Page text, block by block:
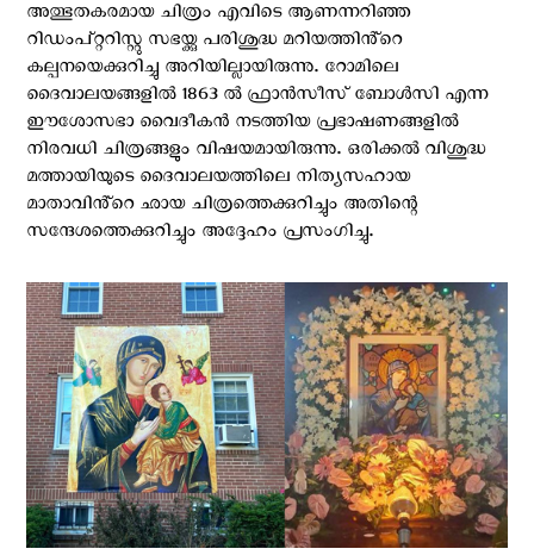
അത്ഭുതകരമായ ചിത്രം എവിടെ ആണന്നറിഞ്ഞ
റിഡംപ്റ്ററിസ്റ്റു സഭയ്ക്കു പരിശുദ്ധ മറിയത്തിൻ്റെ
കല്പനയെക്കുറിച്ചു അറിയില്ലായിരുന്നു. റോമിലെ
ദൈവാലയങ്ങളിൽ 1863 ൽ ഫ്രാൻസീസ് ബോൾസി എന്ന
ഈശോസഭാ വൈദീകൻ നടത്തിയ പ്രഭാഷണങ്ങളിൽ
നിരവധി ചിത്രങ്ങളും വിഷയമായിരുന്നു. ഒരിക്കൽ വിശുദ്ധ
മത്തായിയുടെ ദൈവാലയത്തിലെ നിത്യസഹായ
മാതാവിൻ്റെ ഛായ ചിത്രത്തെക്കുറിച്ചും അതിന്റെ
സന്ദേശത്തെക്കുറിച്ചും അദ്ദേഹം പ്രസംഗിച്ചു.